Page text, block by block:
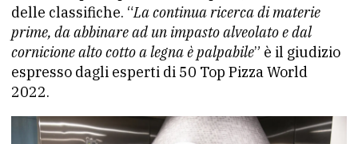
delle classifiche. “La continua ricerca di materie
prime, da abbinare ad un impasto alveolato e dal
cornicione alto cotto a legna è palpabile” è il giudizio
espresso dagli esperti di 50 Top Pizza World
2022.